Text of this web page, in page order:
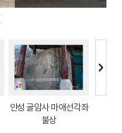
안성 굴암사 마애선각좌
불상